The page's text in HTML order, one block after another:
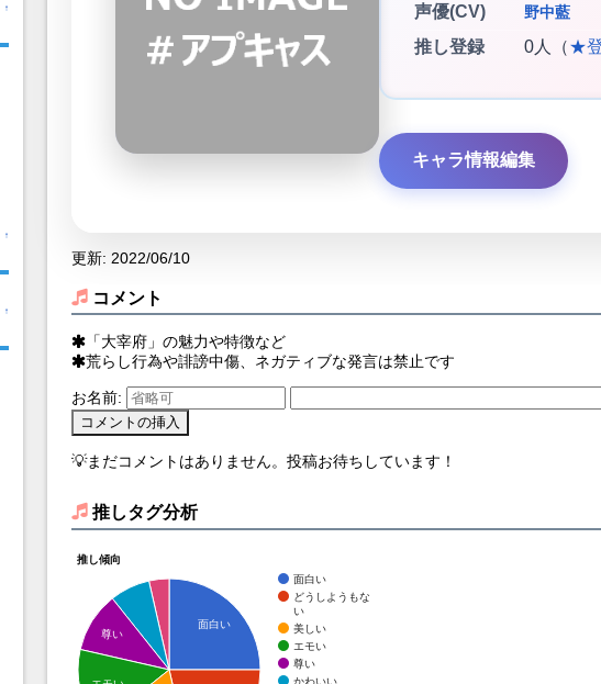
↑
↑
↑
声優(CV)
野中藍
推し登録 0人（★
キャラ情報編集
更新: 2022/06/10
コメント
「大宰府」の魅力や特徴など
荒らし行為や誹謗中傷、ネガティブな発言は禁止です
お名前:
💡まだコメントはありません。投稿お待ちしています！
推しタグ分析
推し傾向
面白い
どうしようもな
い
美しい
エモい
尊い
かわいい
面白い
尊い